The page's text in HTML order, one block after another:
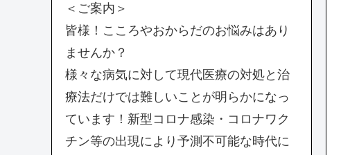
＜ご案内＞
皆様！こころやおからだのお悩みはあり
ませんか？
様々な病気に対して現代医療の対処と治
療法だけでは難しいことが明らかになっ
ています！新型コロナ感染・コロナワク
チン等の出現により予測不可能な時代に